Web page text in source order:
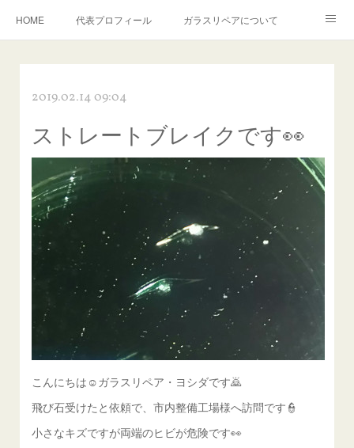
HOME 代表プロフィール ガラスリペアについて
飛び石施工料金について
当店へのアクセス 建築ガラスキズ取り・研磨・磨き
【プロ使用】フッ素系ガラストリートメント『アクアペル』
当店の良心的価格の理由について
欧州車モールの白サビやシミを落とす！
instagram記事 ガラスリペア施工価格
飛び石ひび割れでヒビ先が伸びた場合は？
2019.02.14 09:04
ストレートブレイクです👀
こんにちは☺ガラスリペア・ヨシダです🙇
飛び石受けたと依頼で、市内整備工場様へ訪問です👮
小さなキズですが両端のヒビが危険です👀